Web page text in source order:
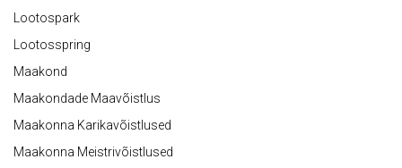
Lootospark
Lootosspring
Maakond
Maakondade Maavõistlus
Maakonna Karikavõistlused
Maakonna Meistrivõistlused